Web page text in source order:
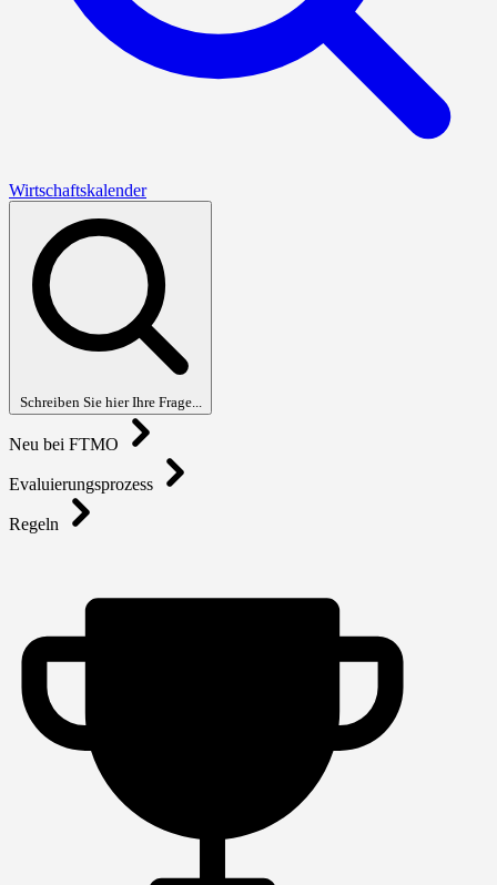
Wirtschaftskalender
Schreiben Sie hier Ihre Frage...
Neu bei FTMO
Evaluierungsprozess
Regeln